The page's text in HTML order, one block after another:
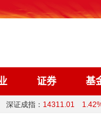
证券 基